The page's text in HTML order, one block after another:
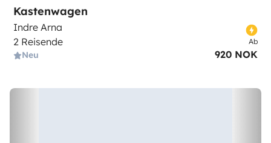
Kastenwagen
Indre Arna
2 Reisende
Neu
Ab
920 NOK